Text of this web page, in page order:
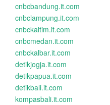
cnbcbandung.it.com
cnbclampung.it.com
cnbckaltim.it.com
cnbcmedan.it.com
cnbckalbar.it.com
detikjogja.it.com
detikpapua.it.com
detikbali.it.com
kompasbali.it.com